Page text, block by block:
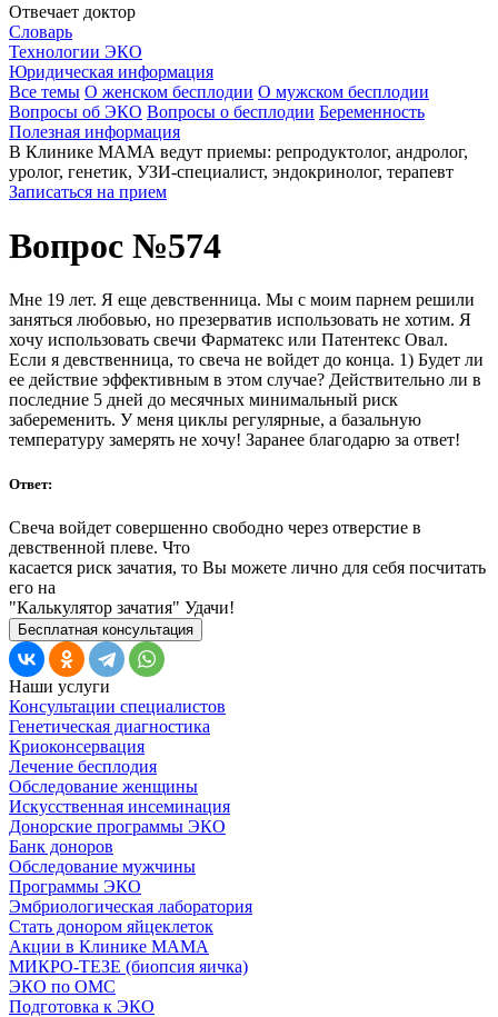
Отвечает доктор
Словарь
Технологии ЭКО
Юридическая информация
Все темы О женском бесплодии О мужском бесплодии
Вопросы об ЭКО Вопросы о бесплодии Беременность
Полезная информация
В Клинике МАМА ведут приемы: репродуктолог, андролог,
уролог, генетик, УЗИ-специалист, эндокринолог, терапевт
Записаться на прием
Вопрос №574
Мне 19 лет. Я еще девственница. Мы с моим парнем решили
заняться любовью, но презерватив использовать не хотим. Я
хочу использовать свечи Фарматекс или Патентекс Овал.
Если я девственница, то свеча не войдет до конца. 1) Будет ли
ее действие эффективным в этом случае? Действительно ли в
последние 5 дней до месячных минимальный риск
забеременить. У меня циклы регулярные, а базальную
температуру замерять не хочу! Заранее благодарю за ответ!
Ответ:
Свеча войдет совершенно свободно через отверстие в
девственной плеве. Что
касается риск зачатия, то Вы можете лично для себя посчитать
его на
"Калькулятор зачатия" Удачи!
Бесплатная консультация
Наши услуги
Консультации специалистов
Генетическая диагностика
Криоконсервация
Лечение бесплодия
Обследование женщины
Искусственная инсеминация
Донорские программы ЭКО
Банк доноров
Обследование мужчины
Программы ЭКО
Эмбриологическая лаборатория
Стать донором яйцеклеток
Акции в Клинике МАМА
МИКРО-ТЕЗЕ (биопсия яичка)
ЭКО по ОМС
Подготовка к ЭКО